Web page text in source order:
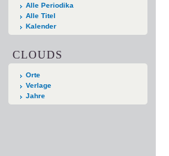
Alle Periodika
Alle Titel
Kalender
CLOUDS
Orte
Verlage
Jahre